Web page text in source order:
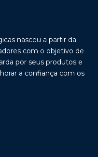
nasceu a partir da
com o objetivo de
por seus produtos e
a confiança com os